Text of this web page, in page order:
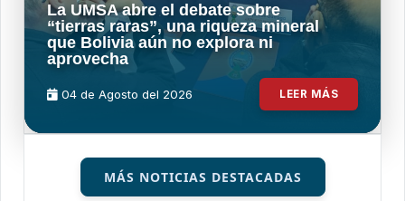
La UMSA abre el debate sobre
“tierras raras”, una riqueza mineral
que Bolivia aún no explora ni
aprovecha
04 de Agosto del 2026 LEER MÁS
MÁS NOTICIAS DESTACADAS